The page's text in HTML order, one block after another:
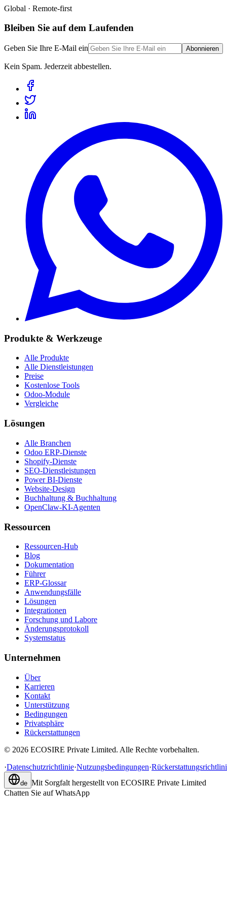
Global · Remote-first
Bleiben Sie auf dem Laufenden
Geben Sie Ihre E-Mail ein Abonnieren
Kein Spam. Jederzeit abbestellen.
Produkte & Werkzeuge
Alle Produkte
Alle Dienstleistungen
Preise
Kostenlose Tools
Odoo-Module
Vergleiche
Lösungen
Alle Branchen
Odoo ERP-Dienste
Shopify-Dienste
SEO-Dienstleistungen
Power BI-Dienste
Website-Design
Buchhaltung & Buchhaltung
OpenClaw-KI-Agenten
Ressourcen
Ressourcen-Hub
Blog
Dokumentation
Führer
ERP-Glossar
Anwendungsfälle
Lösungen
Integrationen
Forschung und Labore
Änderungsprotokoll
Systemstatus
Unternehmen
Über
Karrieren
Kontakt
Unterstützung
Bedingungen
Privatsphäre
Rückerstattungen
© 2026 ECOSIRE Private Limited. Alle Rechte vorbehalten.
·Datenschutzrichtlinie·Nutzungsbedingungen·
de Mit Sorgfalt hergestellt von ECOSIRE Private Limited
Chatten Sie auf WhatsApp